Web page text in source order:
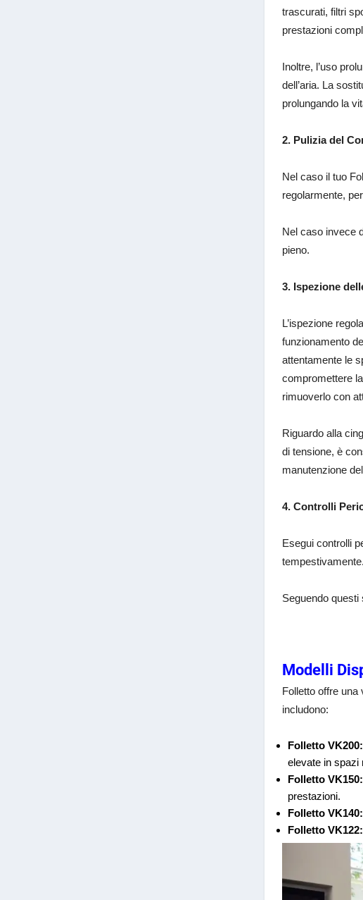
trascurati, filtri
prestazioni
Inoltre, l’uso
dell’aria. La
prolungando la
2. Pulizia del
Nel caso il tuo
regolarmente,
Nel caso invece
pieno.
3. Ispezione
L’ispezione
funzionamento
attentamente le
compromettere
rimuoverlo con
Riguardo alla
di tensione, è
manutenzione
4. Controlli
Esegui controlli
tempestivamente.
Seguendo questi
Modelli
Folletto offre
includono:
Folletto VK200:
elevate in spazi
Folletto VK150:
prestazioni.
Folletto VK140:
Folletto VK122: